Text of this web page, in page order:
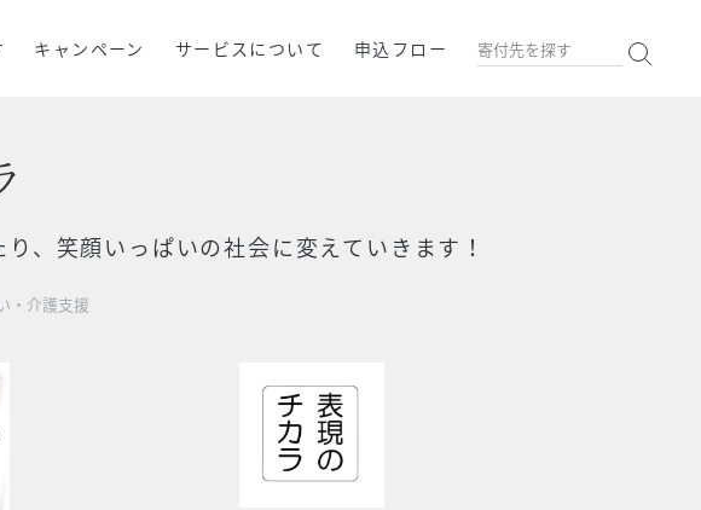
キャンペーン サービスについて 申込フロー
、笑顔いっぱいの社会に変えていきます！
・介護支援